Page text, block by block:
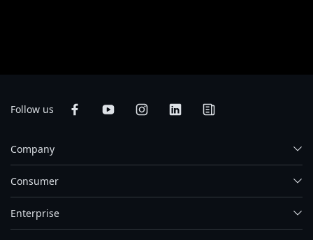
Follow us
Company
Consumer
Enterprise